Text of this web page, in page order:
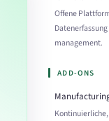
Offene
management.
ADD-ONS
Kontinuierliche,